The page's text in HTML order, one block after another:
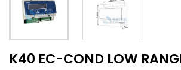
K40 EC-COND LOW